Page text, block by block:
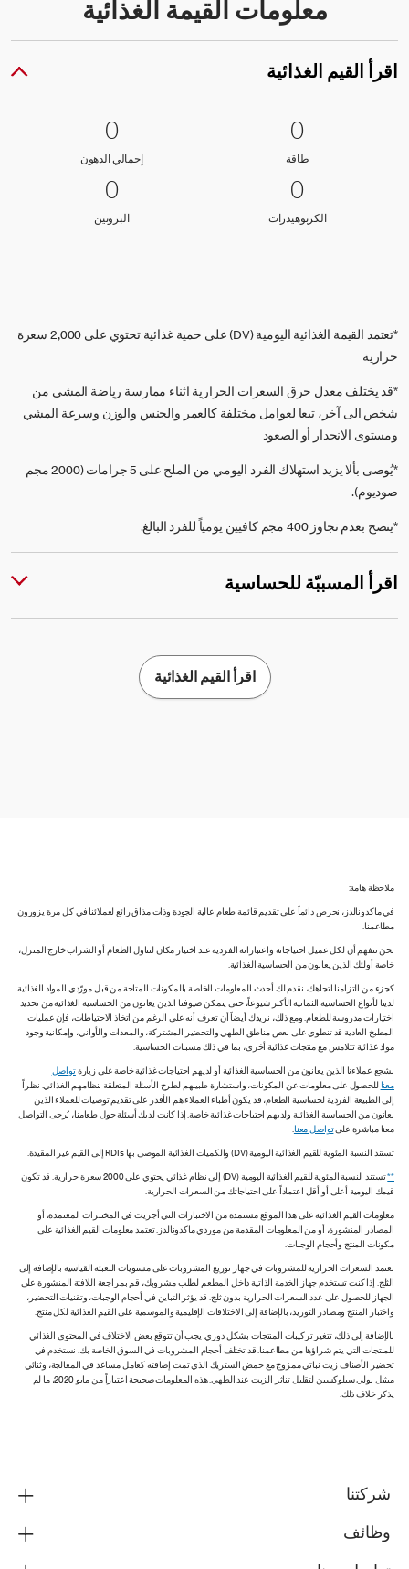
معلومات القيمة الغذائية
اقرأ القيم الغذائية
0 طاقة
0
0
طاقةطاقة
0 إجمالي الدهون
0
إجمالي الدهونإجمالي الدهون
0 الكربوهيدرات
0
0
الكربوهيدراتالكربوهيدرات
0 البروتين
0
البروتين
*تعتمد القيمة الغذائية اليومية (DV) على حمية غذائية تحتوي على 2,000 سعرة
حرارية
*قد يختلف معدل حرق السعرات الحرارية اثناء ممارسة رياضة المشي من
شخص الى آخر، تبعا لعوامل مختلفة كالعمر والجنس والوزن وسرعة المشي
ومستوى الانحدار أو الصعود
*يُوصى بألا يزيد استهلاك الفرد اليومي من الملح على 5 جرامات (2000 مجم
صوديوم).
*ينصح بعدم تجاوز 400 مجم كافيين يومياً للفرد البالغ.
اقرأ المسببّة للحساسية
اقرأ القيم الغذائية
ملاحظة هامة:
في ماكدونالدز، نحرص دائماً على تقديم قائمة طعام عالية الجودة وذات مذاق رائع لعملائنا في كل مرة يزورون
مطاعمنا.
نحن نتفهم أن لكل عميل احتياجاته واعتباراته الفردية عند اختيار مكان لتناول الطعام أو الشراب خارج المنزل،
خاصة أولئك الذين يعانون من الحساسية الغذائية.
كجزء من التزامنا اتجاهك، نقدم لك أحدث المعلومات الخاصة بالمكونات المتاحة من قبل مورّدي المواد الغذائية
لدينا لأنواع الحساسية الثمانية الأكثر شيوعاً، حتى يتمكن ضيوفنا الذين يعانون من الحساسية الغذائية من تحديد
اختيارات مدروسة للطعام. ومع ذلك، نريدك أيضاً أن تعرف أنه على الرغم من اتخاذ الاحتياطات، فإن عمليات
المطبخ العادية قد تنطوي على بعض مناطق الطهي والتحضير المشتركة، والمعدات والأواني، وإمكانية وجود
مواد غذائية تتلامس مع منتجات غذائية أخرى، بما في ذلك مسببات الحساسية.
نشجع عملاءنا الذين يعانون من الحساسية الغذائية أو لديهم احتياجات غذائية خاصة على زيارةتواصل
معنا للحصول على معلومات عن المكونات، واستشارة طبيبهم لطرح الأسئلة المتعلقة بنظامهم الغذائي. نظراً
إلى الطبيعة الفردية لحساسية الطعام، قد يكون أطباء العملاء هم الأقدر على تقديم توصيات للعملاء الذين
يعانون من الحساسية الغذائية ولديهم احتياجات غذائية خاصة. إذا كانت لديك أسئلة حول طعامنا، يُرجى التواصل
معنا مباشرة علىتواصل معنا.
تستند النسبة المئوية للقيم الغذائية اليومية (DV) والكميات الغذائية الموصى بها RDIs إلى القيم غير المقيدة.
**
تستند النسبة المئوية للقيم الغذائية اليومية (DV) إلى نظام غذائي يحتوي على 2000 سعرة حرارية. قد تكون
قيمك اليومية أعلى أو أقل اعتماداً على احتياجاتك من السعرات الحرارية.
معلومات القيم الغذائية على هذا الموقع مستمدة من الاختبارات التي أجريت في المختبرات المعتمدة، أو
المصادر المنشورة، أو من المعلومات المقدمة من موردي ماكدونالدز. تعتمد معلومات القيم الغذائية على
مكونات المنتج وأحجام الوجبات.
تعتمد السعرات الحرارية للمشروبات في جهاز توزيع المشروبات على مستويات التعبئة القياسية بالإضافة إلى
الثلج. إذا كنت تستخدم جهاز الخدمة الذاتية داخل المطعم لطلب مشروبك، قم بمراجعة اللافتة المنشورة على
الجهاز للحصول على عدد السعرات الحرارية بدون ثلج. قد يؤثر التباين في أحجام الوجبات، وتقنيات التحضير،
واختبار المنتج ومصادر التوريد، بالإضافة إلى الاختلافات الإقليمية والموسمية على القيم الغذائية لكل منتج.
بالإضافة إلى ذلك، تتغير تركيبات المنتجات بشكل دوري. يجب أن تتوقع بعض الاختلاف في المحتوى الغذائي
للمنتجات التي يتم شراؤها من مطاعمنا. قد تختلف أحجام المشروبات في السوق الخاصة بك. نستخدم في
تحضير الأصناف زيت نباتي ممزوج مع حمض الستريك الذي تمت إضافته كعامل مساعد في المعالجة، وثنائي
ميثيل بولي سيلوكسين لتقليل تناثر الزيت عند الطهي. هذه المعلومات صحيحة اعتباراً من مايو 2020، ما لم
يذكر خلاف ذلك.
شركتنا
وظائف